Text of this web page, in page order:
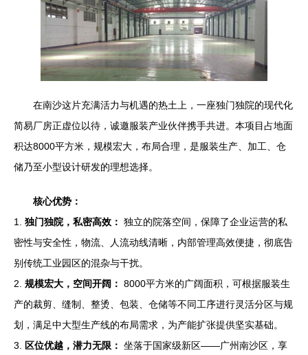
在南沙这片充满活力与机遇的热土上，一座独门独院的现代化
简易厂房正虚位以待，诚邀服装产业伙伴携手共进。本项目占地面
积达8000平方米，规模宏大，布局合理，是服装生产、加工、仓
储乃至小型设计研发的理想选择。
核心优势：
1. 独门独院，私密高效： 独立的院落空间，保障了企业运营的私
密性与安全性，物流、人流动线清晰，内部管理高效便捷，彻底告
别传统工业园区的混杂与干扰。
2. 规模宏大，空间开阔： 8000平方米的广阔面积，可根据服装生
产的裁剪、缝制、整烫、包装、仓储等不同工序进行灵活分区与规
划，满足中大型生产线的布局需求，为产能扩张提供坚实基础。
3.
区位优越，潜力无限： 坐落于国家级新区——广州南沙区，享